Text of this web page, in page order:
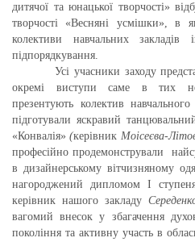
дитячої та юнацької творчості»
творчості «Весняні усмішки», в
колективи навчальних закладів
підпорядкування.
Усі учасники заходу
окремі виступи саме в тих
презентують колектив
підготували яскравий
«Конвалія»(керівник Моісеєва-
професійно продемонстрували
в дизайнерському вітчизняному
нагороджений дипломом І
керівник нашого закладу
вагомий внесок у збагачення
покоління та активну участь в